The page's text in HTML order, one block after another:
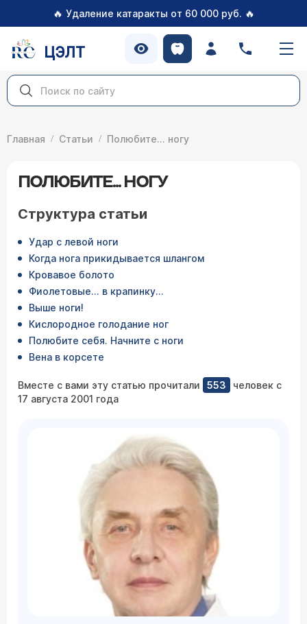
🔥 Удаление катаракты от 60 000 руб. 🔥
ЦЭЛТ
Главная Статьи Полюбите... ногу
ПОЛЮБИТЕ... НОГУ
Структура статьи
Удар с левой ноги
Когда нога прикидывается шлангом
Кровавое болото
Фиолетовые... в крапинку...
Выше ноги!
Кислородное голодание ног
Полюбите себя. Начните с ноги
Вена в корсете
Вместе с вами эту статью прочитали 553
человек с
17 августа 2001 года